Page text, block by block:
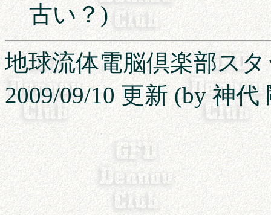
古い？)
地球流体電脳倶楽部ス
2009/09/10 更新 (by 神代